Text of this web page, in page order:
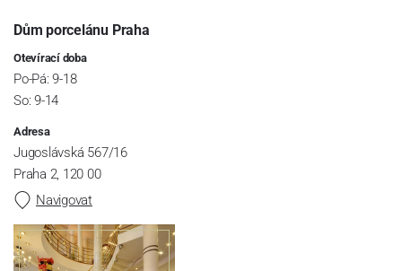
Dům porcelánu Praha
Otevírací doba
Po-Pá: 9-18
So: 9-14
Adresa
Jugoslávská 567/16
Praha 2, 120 00
Navigovat